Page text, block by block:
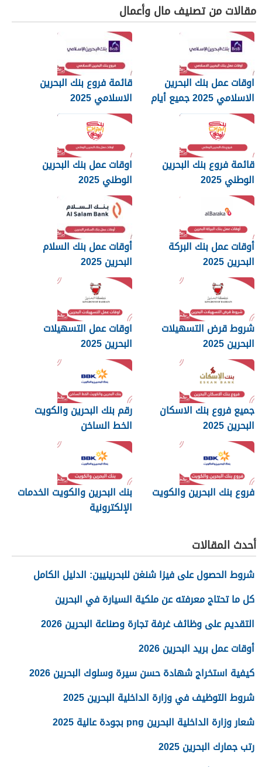
مقالات من تصنيف مال وأعمال
اوقات عمل بنك البحرين
الاسلامي 2025 جميع أيام
الأسبوع
قائمة فروع بنك البحرين
الاسلامي 2025
قائمة فروع بنك البحرين
الوطني 2025
اوقات عمل بنك البحرين
الوطني 2025
أوقات عمل بنك البركة
البحرين 2025
أوقات عمل بنك السلام
البحرين 2025
شروط قرض التسهيلات
البحرين 2025
اوقات عمل التسهيلات
البحرين 2025
جميع فروع بنك الاسكان
البحرين 2025
رقم بنك البحرين والكويت
الخط الساخن
فروع بنك البحرين والكويت
بنك البحرين والكويت الخدمات
الإلكترونية
أحدث المقالات
شروط الحصول على فيزا شنغن للبحرينيين: الدليل الكامل
كل ما تحتاج معرفته عن ملكية السيارة في البحرين
التقديم على وظائف غرفة تجارة وصناعة البحرين 2026
أوقات عمل بريد البحرين 2026
كيفية استخراج شهادة حسن سيرة وسلوك البحرين 2026
شروط التوظيف في وزارة الداخلية البحرين 2025
شعار وزارة الداخلية البحرين png بجودة عالية 2025
رتب جمارك البحرين 2025